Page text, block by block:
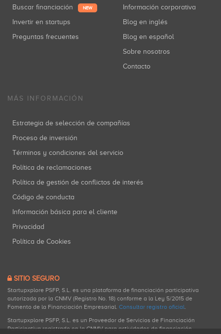
Buscar financiación NEW
Invertir en startups
Preguntas frecuentes
Información corporativa
Blog en inglés
Blog en español
Sobre nosotros
Contacto
MÁS INFORMACIÓN
Estrategia de selección de compañías
Proceso de inversión
Términos y condiciones del servicio
Política de reclamaciones
Política de gestión de conflictos de interés
Código de conducta
Información básica para el cliente
Privacidad
Política de Cookies
SITIO SEGURO
Startupxplore PSFP, S.L. es una plataforma de financiación participativa
autorizada por la CNMV (Registro No. 18) conforme a la Ley 5/2015 de
Fomento de la Financiación Empresarial. Consultar registro oficial.
Startupxplore PSFP, S.L. es un Proveedor de Servicios de Financiación
Participativa registrado en la CNMV para actividades de financiación